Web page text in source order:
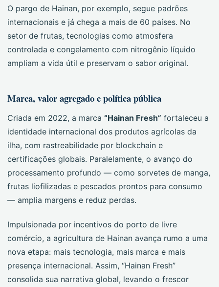
O pargo de Hainan, por exemplo, segue padrões
internacionais e já chega a mais de 60 países. No
setor de frutas, tecnologias como atmosfera
controlada e congelamento com nitrogênio líquido
ampliam a vida útil e preservam o sabor original.
Marca, valor agregado e política pública
Criada em 2022, a marca “Hainan Fresh” fortaleceu a
identidade internacional dos produtos agrícolas da
ilha, com rastreabilidade por blockchain e
certificações globais. Paralelamente, o avanço do
processamento profundo — como sorvetes de manga,
frutas liofilizadas e pescados prontos para consumo
— amplia margens e reduz perdas.
Impulsionada por incentivos do porto de livre
comércio, a agricultura de Hainan avança rumo a uma
nova etapa: mais tecnologia, mais marca e mais
presença internacional. Assim, “Hainan Fresh”
consolida sua narrativa global, levando o frescor